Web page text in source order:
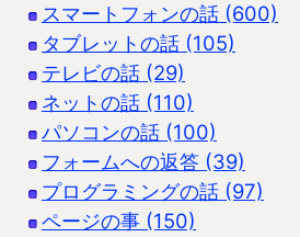
スマートフォンの話 (600)
タブレットの話 (105)
テレビの話 (29)
ネットの話 (110)
パソコンの話 (100)
フォームへの返答 (39)
プログラミングの話 (97)
ページの事 (150)